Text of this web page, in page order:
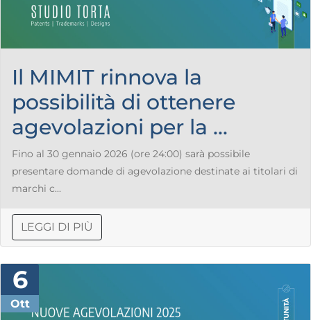
Il MIMIT rinnova la
possibilità di ottenere
agevolazioni per la ...
Fino al 30 gennaio 2026 (ore 24:00) sarà possibile
presentare domande di agevolazione destinate ai titolari di
marchi c...
LEGGI DI PIÙ
6
Ott